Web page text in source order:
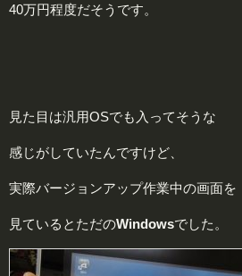
40万円程度だそうです。
見た目は汎用OSでも入ってそうな
感じがしていたんですけど、
実際バージョンアップ作業中の画面を
見ているとただのWindowsでした。